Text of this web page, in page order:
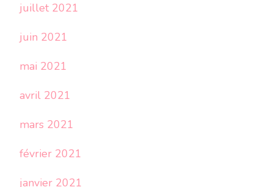
juillet 2021
juin 2021
mai 2021
avril 2021
mars 2021
février 2021
janvier 2021